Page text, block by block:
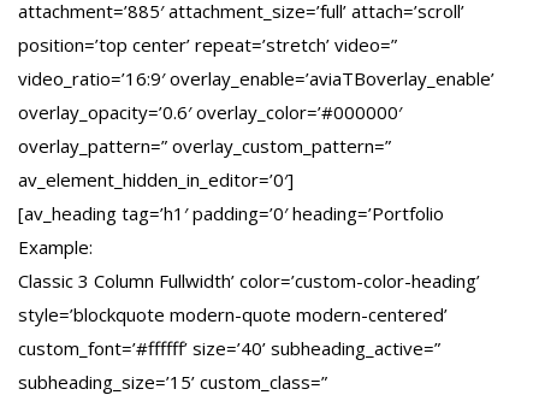
attachment=’885′ attachment_size=’full’ attach=’scroll’
position=’top center’ repeat=’stretch’ video=”
video_ratio=’16:9′ overlay_enable=’aviaTBoverlay_enable’
overlay_opacity=’0.6′ overlay_color=’#000000′
overlay_pattern=” overlay_custom_pattern=”
av_element_hidden_in_editor=’0′]
[av_heading tag=’h1′ padding=’0′ heading=’Portfolio
Example:
Classic 3 Column Fullwidth’ color=’custom-color-heading’
style=’blockquote modern-quote modern-centered’
custom_font=’#ffffff’ size=’40’ subheading_active=”
subheading_size=’15’ custom_class=”